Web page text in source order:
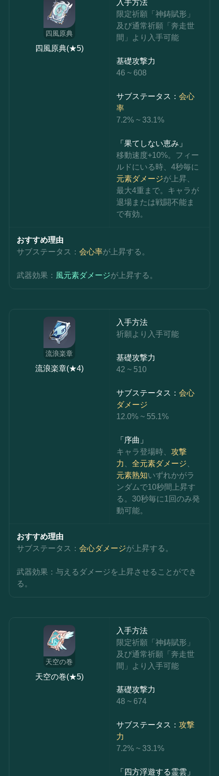
四風原典
四風原典(★5)
入手方法
限定祈願「神鋳賦形」
及び通常祈願「奔走世
間」より入手可能
基礎攻撃力
46 ~ 608
サブステータス：会心
率
7.2% ~ 33.1%
「果てしない恵み」
移動速度+10%。フィー
ルドにいる時、4秒毎に
元素ダメージが上昇、
最大4重まで。キャラが
退場または戦闘不能ま
で有効。
おすすめ理由
サブステータス：会心率が上昇する。
武器効果： 風元素ダメージが上昇する。
流浪楽章
流浪楽章(★4)
入手方法
祈願より入手可能
基礎攻撃力
42 ~ 510
サブステータス：会心
ダメージ
12.0% ~ 55.1%
「序曲」
キャラ登場時、攻撃
力
、全元素ダメージ
元素熟知いずれかがラ
ンダムで10秒間上昇す
る。30秒毎に1回のみ発
動可能。
おすすめ理由
サブステータス：会心ダメージが上昇する。
武器効果：与えるダメージを上昇させることができ
る。
天空の巻
天空の巻(★5)
入手方法
限定祈願「神鋳賦形」
及び通常祈願「奔走世
間」より入手可能
基礎攻撃力
48 ~ 674
サブステータス：攻撃
力
7.2% ~ 33.1%
「四方浮遊する霊雲」